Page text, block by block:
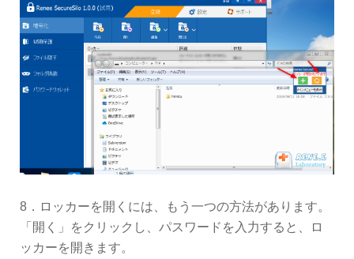
8．ロッカーを開くには、もう一つの方法があります。
「開く」をクリックし、パスワードを入力すると、ロ
ッカーを開きます。